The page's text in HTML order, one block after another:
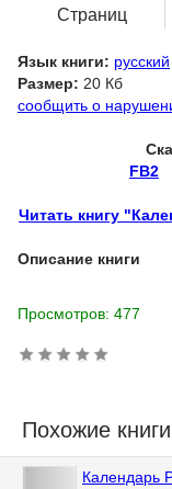
Страниц
Язык книги: русский
Размер: 20 Кб
сообщить о
FB2
Читать книгу
Описание книги
Просмотров: 477
Похожие книги
Календарь